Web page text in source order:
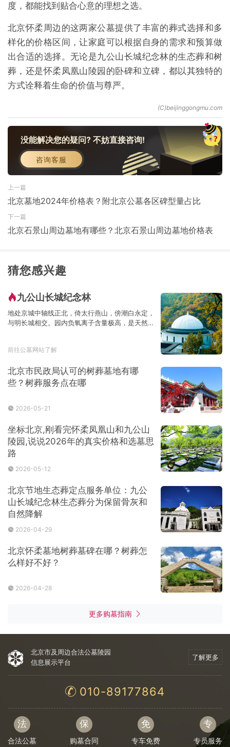
度，都能找到贴合心意的理想之选。
北京怀柔周边的这两家公墓提供了丰富的葬式选择和多
样化的价格区间，让家庭可以根据自身的需求和预算做
出合适的选择。无论是九公山长城纪念林的生态葬和树
葬，还是怀柔凤凰山陵园的卧碑和立碑，都以其独特的
方式诠释着生命的价值与尊严。
没能解决您的疑问? 不妨直接咨询!
咨询客服
上一篇
北京墓地2024年价格表？附北京公墓各区碑型量占比
下一篇
北京石景山周边墓地有哪些？北京石景山周边墓地价格表
猜您感兴趣
九公山长城纪念林
地处京城中轴线正北，倚太行燕山，傍潮白永定，
与明长城相交。园内负氧离子含量极高，是天然的
前往公墓网站了解
北京市民政局认可的树葬墓地有哪
些？树葬服务点在哪
2026-05-21
坐标北京,刚看完怀柔凤凰山和九公山
陵园,说说2026年的真实价格和选墓思
路
2026-05-12
北京节地生态葬定点服务单位：九公
山长城纪念林生态葬分为保留骨灰和
自然降解
2026-04-29
北京怀柔墓地树葬墓碑在哪？树葬怎
么样好不好？
2026-04-28
更多购墓指南
北京市及周边合法公墓陵园
信息展示平台
了解更多
010-89177864
法
合法公墓
保
购墓合同
免
专车免费
专
专员服务